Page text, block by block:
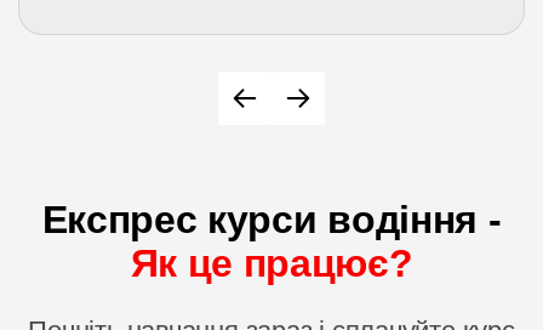
Експрес курси водіння -
Як це працює?